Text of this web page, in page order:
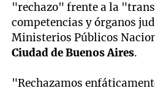
"rechazo" frente a la
competencias y órganos
Ministerios Públicos
Ciudad de Buenos Aires.
"Rechazamos